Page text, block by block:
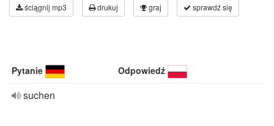
ściągnij mp3 drukuj graj sprawdź się
Pytanie Odpowiedź
suchen